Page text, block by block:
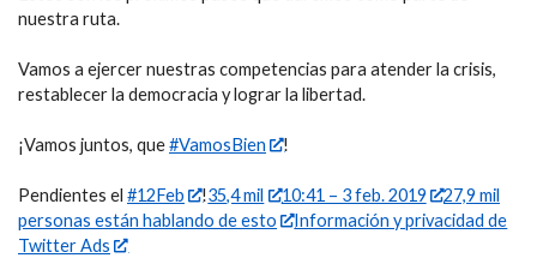
nuestra ruta.
Vamos a ejercer nuestras competencias para atender la crisis,
restablecer la democracia y lograr la libertad.
¡Vamos juntos, que#VamosBien !
Pendientes el #12Feb !35,4 mil 10:41 – 3 feb. 2019
27,9 mil
personas están hablando de esto
Información y privacidad de
Twitter Ads